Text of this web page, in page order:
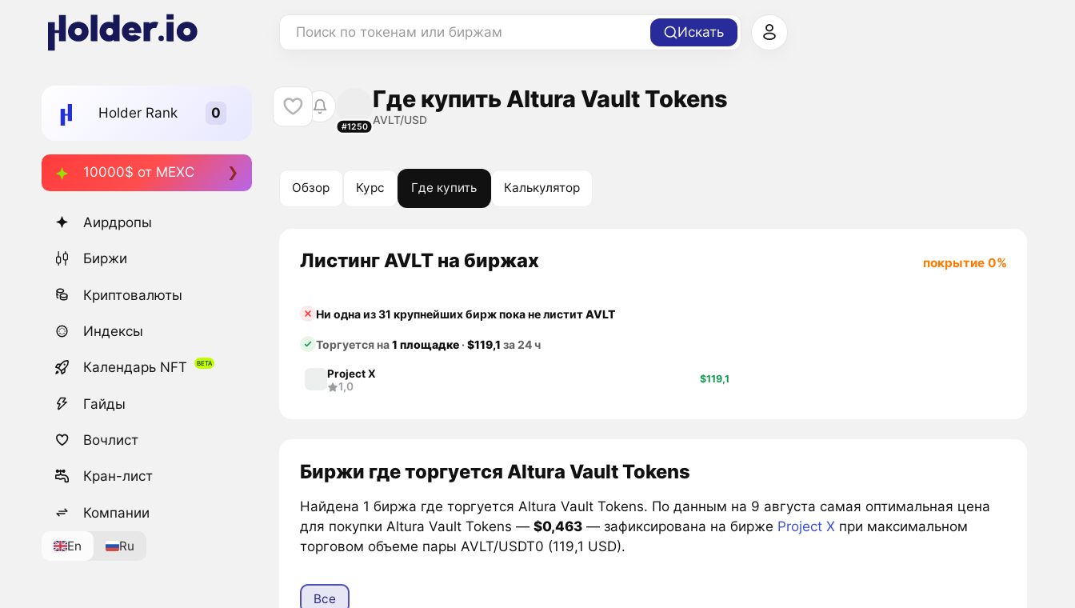
Поиск по токенам или биржам Искать
Holder Rank
10000$ от MEXC
Аирдропы
Биржи
Криптовалюты
Индексы
Календарь NFT
Гайды
Вочлист
Кран-лист
Компании
En Ru
#1250
Где купить Altura Vault Tokens
AVLT/USD
Обзор Курс Где купить Калькулятор
Листинг AVLT на биржах покрытие 0%
Ни одна из 31 крупнейших бирж пока не листитAVLT
Торгуется на1 площадке·$119,1 за 24 ч
Project X
1,0
$119,1
Биржи где торгуется Altura Vault Tokens
Найдена 1 биржа где торгуется Altura Vault Tokens. По данным на 9 августа самая оптимальная цена
для покупки Altura Vault Tokens — $0,463— зафиксирована на бирже Project Xпри максимальном
торговом объеме пары AVLT/USDT0 (119,1 USD).
Все